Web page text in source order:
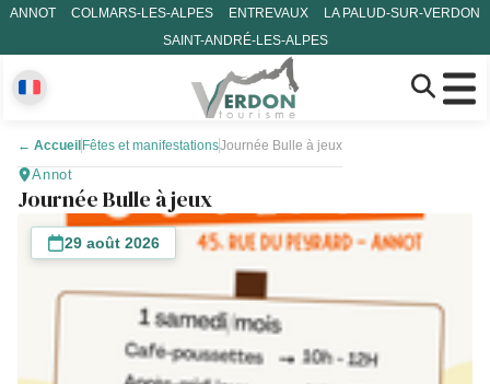
ANNOT COLMARS-LES-ALPES ENTREVAUX
LA PALUD-SUR-VERDON
SAINT-ANDRÉ-LES-ALPES
← Accueil Fêtes et manifestationsJournée Bulle à jeux
Annot
Journée Bulle à jeux
29 août 2026